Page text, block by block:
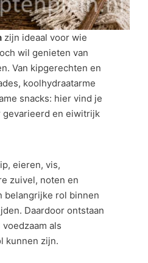
zijn ideaal voor wie
wil genieten van
Van kipgerechten en
koolhydraatarme
snacks: hier vind je
en eiwitrijk
eieren, vis,
zuivel, noten en
belangrijke rol binnen
Daardoor ontstaan
als
kunnen zijn.